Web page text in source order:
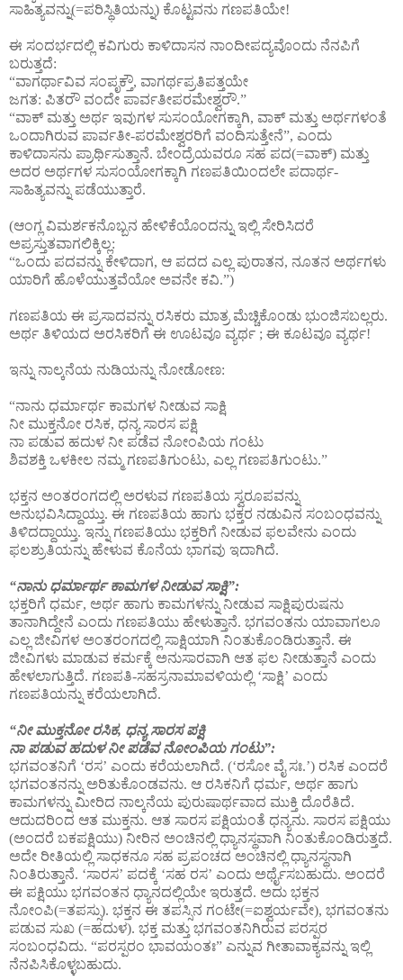
ಸಾಹಿತ್ಯವನ್ನು(=ಪರಿಸ್ಥಿತಿಯನ್ನು) ಕೊಟ್ಟವನು ಗಣಪತಿಯೇ!
ಈ ಸಂದರ್ಭದಲ್ಲಿ ಕವಿಗುರು ಕಾಳಿದಾಸನ ನಾಂದೀಪದ್ಯವೊಂದು ನೆನಪಿಗೆ
ಬರುತ್ತದೆ:
“ವಾಗರ್ಥಾವಿವ ಸಂಪೃಕ್ತೌ, ವಾಗರ್ಥಪ್ರತಿಪತ್ತಯೇ
ಜಗತ: ಪಿತರೌ ವಂದೇ ಪಾರ್ವತೀಪರಮೇಶ್ವರೌ.”
“ವಾಕ್ ಮತ್ತು ಅರ್ಥ ಇವುಗಳ ಸುಸಂಯೋಗಕ್ಕಾಗಿ, ವಾಕ್ ಮತ್ತು ಅರ್ಥಗಳಂತೆ
ಒಂದಾಗಿರುವ ಪಾರ್ವತೀ-ಪರಮೇಶ್ವರರಿಗೆ ವಂದಿಸುತ್ತೇನೆ”, ಎಂದು
ಕಾಳಿದಾಸನು ಪ್ರಾರ್ಥಿಸುತ್ತಾನೆ. ಬೇಂದ್ರೆಯವರೂ ಸಹ ಪದ(=ವಾಕ್) ಮತ್ತು
ಅದರ ಅರ್ಥಗಳ ಸುಸಂಯೋಗಕ್ಕಾಗಿ ಗಣಪತಿಯಿಂದಲೇ ಪದಾರ್ಥ-
ಸಾಹಿತ್ಯವನ್ನು ಪಡೆಯುತ್ತಾರೆ.
(ಆಂಗ್ಲ ವಿಮರ್ಶಕನೊಬ್ಬನ ಹೇಳಿಕೆಯೊಂದನ್ನು ಇಲ್ಲಿ ಸೇರಿಸಿದರೆ
ಅಪ್ರಸ್ತುತವಾಗಲಿಕ್ಕಿಲ್ಲ:
“ಒಂದು ಪದವನ್ನು ಕೇಳಿದಾಗ, ಆ ಪದದ ಎಲ್ಲ ಪುರಾತನ, ನೂತನ ಅರ್ಥಗಳು
ಯಾರಿಗೆ ಹೊಳೆಯುತ್ತವೆಯೋ ಅವನೇ ಕವಿ.”)
ಗಣಪತಿಯ ಈ ಪ್ರಸಾದವನ್ನು ರಸಿಕರು ಮಾತ್ರ ಮೆಚ್ಚಿಕೊಂಡು ಭುಂಜಿಸಬಲ್ಲರು.
ಅರ್ಥ ತಿಳಿಯದ ಅರಸಿಕರಿಗೆ ಈ ಊಟವೂ ವ್ಯರ್ಥ ; ಈ ಕೂಟವೂ ವ್ಯರ್ಥ!
ಇನ್ನು ನಾಲ್ಕನೆಯ ನುಡಿಯನ್ನು ನೋಡೋಣ:
“ನಾನು ಧರ್ಮಾರ್ಥ ಕಾಮಗಳ ನೀಡುವ ಸಾಕ್ಷಿ
ನೀ ಮುಕ್ತನೋ ರಸಿಕ, ಧನ್ಯ ಸಾರಸ ಪಕ್ಷಿ
ನಾ ಪಡುವ ಹದುಳ ನೀ ಪಡೆವ ನೋಂಪಿಯ ಗಂಟು
ಶಿವಶಕ್ತಿ ಒಳಕೀಲ ನಮ್ಮ ಗಣಪತಿಗುಂಟು, ಎಲ್ಲ ಗಣಪತಿಗುಂಟು.”
ಭಕ್ತನ ಅಂತರಂಗದಲ್ಲಿ ಅರಳುವ ಗಣಪತಿಯ ಸ್ವರೂಪವನ್ನು
ಅನುಭವಿಸಿದ್ದಾಯ್ತು. ಈ ಗಣಪತಿಯ ಹಾಗು ಭಕ್ತರ ನಡುವಿನ ಸಂಬಂಧವನ್ನು
ತಿಳಿದದ್ದಾಯ್ತು. ಇನ್ನು ಗಣಪತಿಯು ಭಕ್ತರಿಗೆ ನೀಡುವ ಫಲವೇನು ಎಂದು
ಫಲಶ್ರುತಿಯನ್ನು ಹೇಳುವ ಕೊನೆಯ ಭಾಗವು ಇದಾಗಿದೆ.
“ನಾನು ಧರ್ಮಾರ್ಥ ಕಾಮಗಳ ನೀಡುವ ಸಾಕ್ಷಿ”:
ಭಕ್ತರಿಗೆ ಧರ್ಮ, ಅರ್ಥ ಹಾಗು ಕಾಮಗಳನ್ನು ನೀಡುವ ಸಾಕ್ಷಿಪುರುಷನು
ತಾನಾಗಿದ್ದೇನೆ ಎಂದು ಗಣಪತಿಯು ಹೇಳುತ್ತಾನೆ. ಭಗವಂತನು ಯಾವಾಗಲೂ
ಎಲ್ಲ ಜೀವಿಗಳ ಅಂತರಂಗದಲ್ಲಿ ಸಾಕ್ಷಿಯಾಗಿ ನಿಂತುಕೊಂಡಿರುತ್ತಾನೆ. ಈ
ಜೀವಿಗಳು ಮಾಡುವ ಕರ್ಮಕ್ಕೆ ಅನುಸಾರವಾಗಿ ಆತ ಫಲ ನೀಡುತ್ತಾನೆ ಎಂದು
ಹೇಳಲಾಗುತ್ತಿದೆ. ಗಣಪತಿ-ಸಹಸ್ರನಾಮಾವಳಿಯಲ್ಲಿ ‘ಸಾಕ್ಷಿ’ ಎಂದು
ಗಣಪತಿಯನ್ನು ಕರೆಯಲಾಗಿದೆ.
“ನೀ ಮುಕ್ತನೋ ರಸಿಕ, ಧನ್ಯ ಸಾರಸ ಪಕ್ಷಿ
ನಾ ಪಡುವ ಹದುಳ ನೀ ಪಡೆವ ನೋಂಪಿಯ ಗಂಟು”:
ಭಗವಂತನಿಗೆ ‘ರಸ’ ಎಂದು ಕರೆಯಲಾಗಿದೆ. (‘ರಸೋ ವೈ ಸಃ.’) ರಸಿಕ ಎಂದರೆ
ಭಗವಂತನನ್ನು ಅರಿತುಕೊಂಡವನು. ಆ ರಸಿಕನಿಗೆ ಧರ್ಮ, ಅರ್ಥ ಹಾಗು
ಕಾಮಗಳನ್ನು ಮೀರಿದ ನಾಲ್ಕನೆಯ ಪುರುಷಾರ್ಥವಾದ ಮುಕ್ತಿ ದೊರೆತಿದೆ.
ಆದುದರಿಂದ ಆತ ಮುಕ್ತನು. ಆತ ಸಾರಸ ಪಕ್ಷಿಯಂತೆ ಧನ್ಯನು. ಸಾರಸ ಪಕ್ಷಿಯು
(ಅಂದರೆ ಬಕಪಕ್ಷಿಯು) ನೀರಿನ ಅಂಚಿನಲ್ಲಿ ಧ್ಯಾನಸ್ಥವಾಗಿ ನಿಂತುಕೊಂಡಿರುತ್ತದೆ.
ಅದೇ ರೀತಿಯಲ್ಲಿ ಸಾಧಕನೂ ಸಹ ಪ್ರಪಂಚದ ಅಂಚಿನಲ್ಲಿ ಧ್ಯಾನಸ್ಥನಾಗಿ
ನಿಂತಿರುತ್ತಾನೆ. ‘ಸಾರಸ’ ಪದಕ್ಕೆ ‘ಸಹ ರಸ’ ಎಂದು ಅರ್ಥೈಸಬಹುದು. ಅಂದರೆ
ಈ ಪಕ್ಷಿಯು ಭಗವಂತನ ಧ್ಯಾನದಲ್ಲಿಯೇ ಇರುತ್ತದೆ. ಅದು ಭಕ್ತನ
ನೋಂಪಿ(=ತಪಸ್ಸು). ಭಕ್ತನ ಈ ತಪಸ್ಸಿನ ಗಂಟೇ(=ಐಶ್ವರ್ಯವೇ), ಭಗವಂತನು
ಪಡುವ ಸುಖ (=ಹದುಳ). ಭಕ್ತ ಮತ್ತು ಭಗವಂತನಿಗಿರುವ ಪರಸ್ಪರ
ಸಂಬಂಧವಿದು. “ಪರಸ್ಪರಂ ಭಾವಯಂತಃ” ಎನ್ನುವ ಗೀತಾವಾಕ್ಯವನ್ನು ಇಲ್ಲಿ
ನೆನಪಿಸಿಕೊಳ್ಳಬಹುದು.